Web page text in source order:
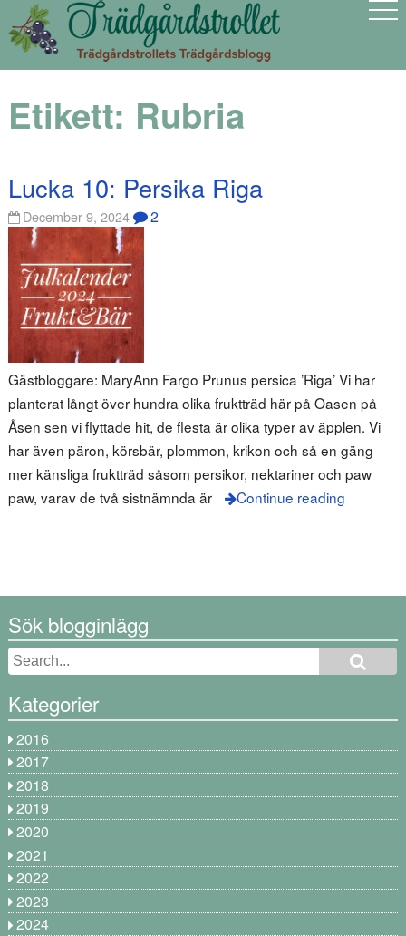
Etikett: Rubria
Lucka 10: Persika Riga
December 9, 2024 2
Gästbloggare: MaryAnn Fargo Prunus persica ’Riga’ Vi har
planterat långt över hundra olika fruktträd här på Oasen på
Åsen sen vi flyttade hit, de flesta är olika typer av äpplen. Vi
har även päron, körsbär, plommon, krikon och så en gäng
mer känsliga fruktträd såsom persikor, nektariner och paw
paw, varav de två sistnämnda är
Continue reading
Sök blogginlägg
Kategorier
2016
2017
2018
2019
2020
2021
2022
2023
2024